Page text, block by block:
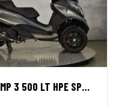
MP 3 500 LT HPE SPORT